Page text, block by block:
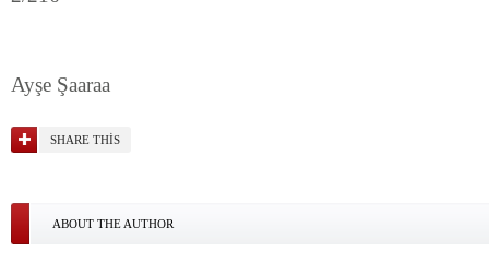
Ayşe Şaaraa
SHARE THIS
ABOUT THE AUTHOR